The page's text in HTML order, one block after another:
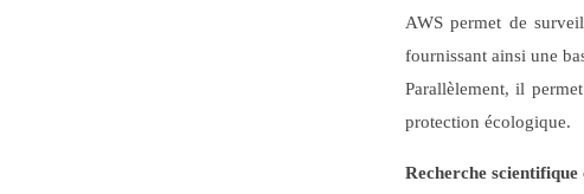
AWS permet de
fournissant ainsi une
Parallèlement, il
protection écologique.
Recherche scientifique